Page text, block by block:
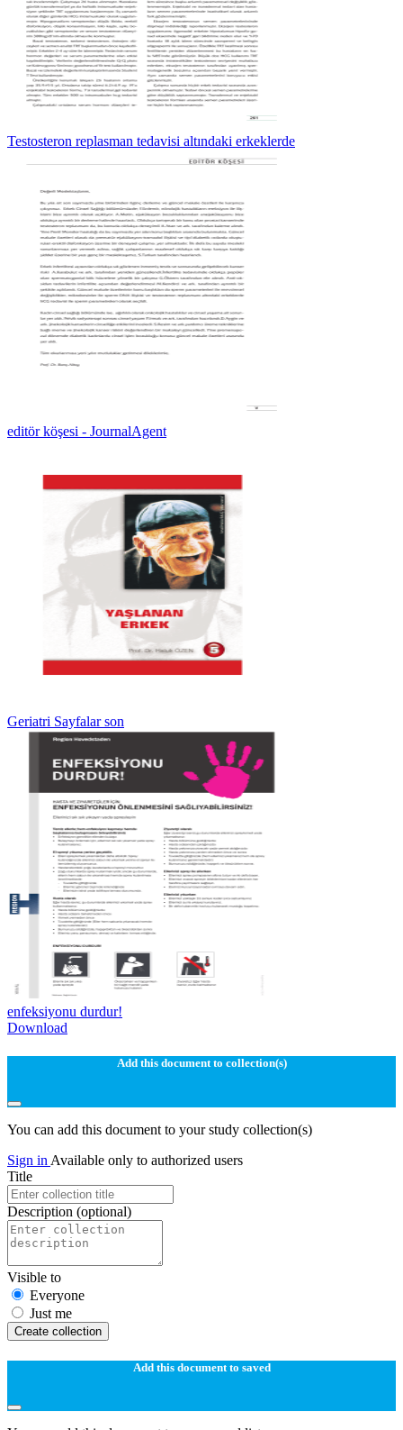
Testosteron replasman tedavisi altındaki erkeklerde
editör köşesi - JournalAgent
Geriatri Sayfalar son
enfeksiyonu durdur!
Download
Add this document to collection(s)
You can add this document to your study collection(s)
Sign in Available only to authorized users
Title
Description (optional)
Visible to
Everyone
Just me
Create collection
Add this document to saved